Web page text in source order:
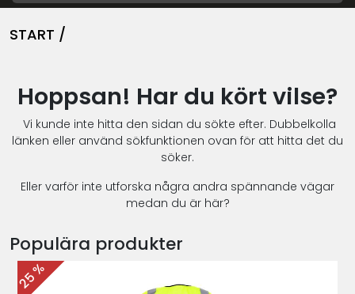
START /
Hoppsan! Har du kört vilse?
Vi kunde inte hitta den sidan du sökte efter. Dubbelkolla
länken eller använd sökfunktionen ovan för att hitta det du
söker.
Eller varför inte utforska några andra spännande vägar
medan du är här?
Populära produkter
25 %